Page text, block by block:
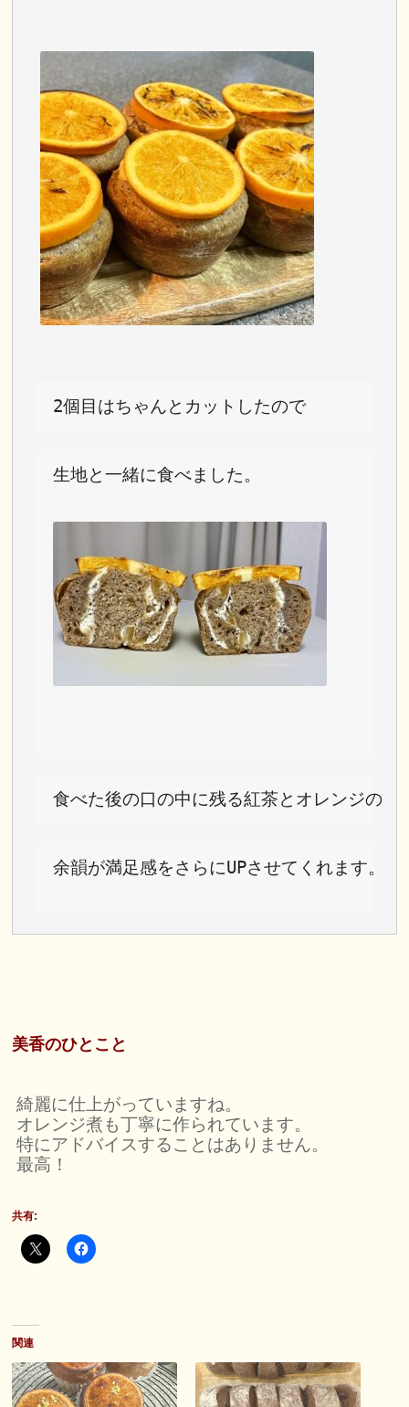
2個目はちゃんとカットしたので
生地と一緒に食べました。
食べた後の口の中に残る紅茶とオレンジの
余韻が満足感をさらにUPさせてくれます。
美香のひとこと
綺麗に仕上がっていますね。
オレンジ煮も丁寧に作られています。
特にアドバイスすることはありません。
最高！
共有:
関連